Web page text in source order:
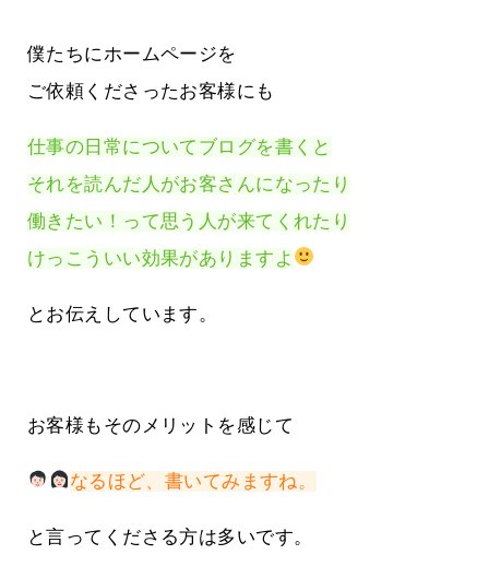
僕たちにホームページを
ご依頼くださったお客様にも
仕事の日常についてブログを書くと
それを読んだ人がお客さんになったり
働きたい！って思う人が来てくれたり
けっこういい効果がありますよ
とお伝えしています。
お客様もそのメリットを感じて
なるほど、書いてみますね。
と言ってくださる方は多いです。